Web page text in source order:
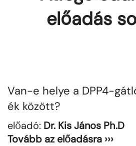
előadás
Van-e helye a DPP4-
ék között?
előadó: Dr. Kis János Ph.D
Tovább az előadásra ›››